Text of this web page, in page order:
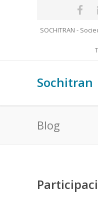
SOCHITRAN -
Sochitran
Blog